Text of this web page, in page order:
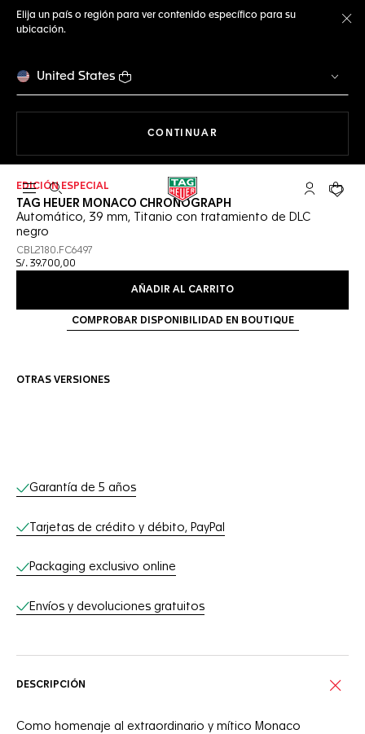
Elija un país o región para ver contenido específico para su
ubicación.
United States
CONTINUAR
Abrir el menú de búsqueda Cuenta Mi
Su
EDICIÓN ESPECIAL
TAG HEUER MONACO CHRONOGRAPH
Automático, 39 mm, Titanio con tratamiento de DLC
negro
CBL2180.FC6497
S/. 39.700,00
AÑADIR AL CARRITO
COMPROBAR DISPONIBILIDAD EN BOUTIQUE
OTRAS VERSIONES
Servicios online
Garantía de 5 años
Tarjetas de crédito y débito, PayPal
Packaging exclusivo online
Envíos y devoluciones gratuitos
DESCRIPCIÓN
Como homenaje al extraordinario y mítico Monaco